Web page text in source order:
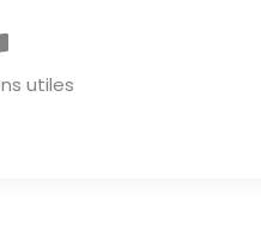
utiles